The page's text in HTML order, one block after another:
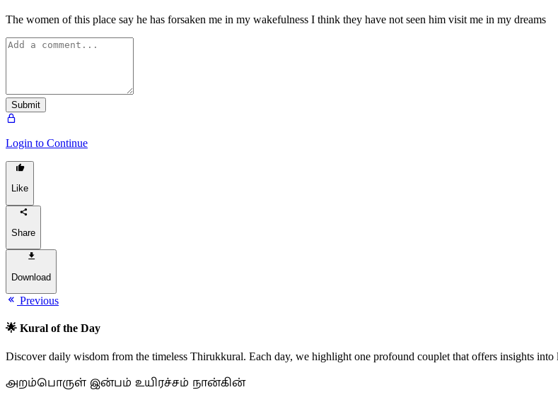
The women of this place say he has forsaken me in my wakefulness I think they have not seen him visit me in my dreams
Submit
Login to Continue
Like
Share
Download
Previous
🌟 Kural of the Day
Discover daily wisdom from the timeless Thirukkural. Each day, we highlight one profound couplet that offers insights
அறம்பொருள் இன்பம் உயிரச்சம் நான்கின்